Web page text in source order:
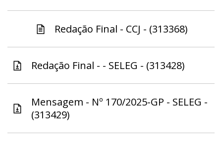
Redação Final - CCJ - (313368)
Redação Final - - SELEG - (313428)
Mensagem - Nº 170/2025-GP - SELEG -
(313429)